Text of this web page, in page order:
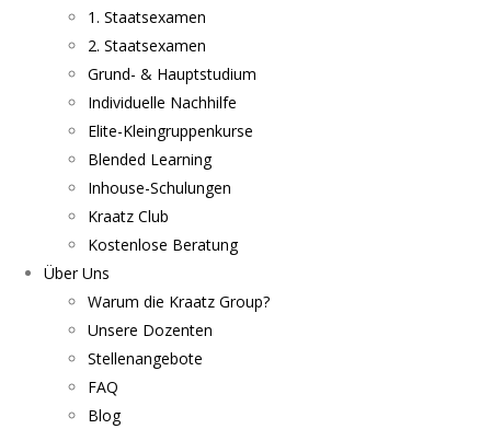
1. Staatsexamen
2. Staatsexamen
Grund- & Hauptstudium
Individuelle Nachhilfe
Elite-Kleingruppenkurse
Blended Learning
Inhouse-Schulungen
Kraatz Club
Kostenlose Beratung
Über Uns
Warum die Kraatz Group?
Unsere Dozenten
Stellenangebote
FAQ
Blog